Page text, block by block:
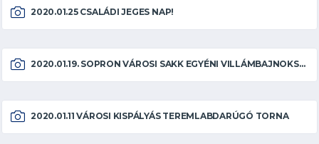
2020.01.25 CSALÁDI JEGES NAP!
2020.01.19. SOPRON VÁROSI SAKK EGYÉNI VILLÁMBAJNOKSÁG
2020.01.11 VÁROSI KISPÁLYÁS TEREMLABDARÚGÓ TORNA